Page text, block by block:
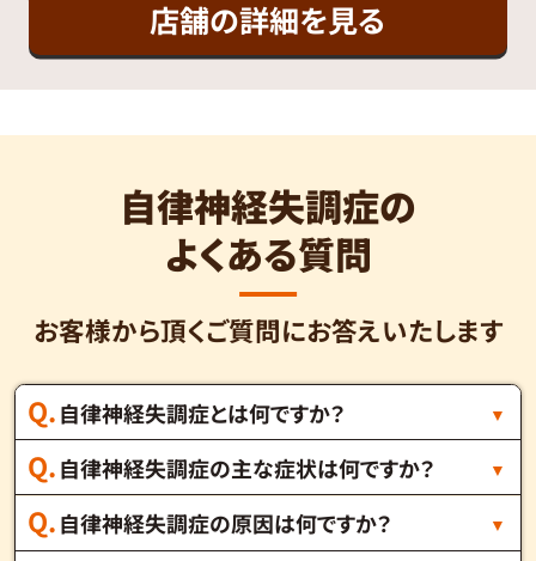
店舗の詳細を見る
自律神経失調症の
よくある質問
お客様から頂くご質問にお答えいたします
自律神経失調症とは何ですか？
自律神経失調症の主な症状は何ですか？
自律神経失調症の原因は何ですか？